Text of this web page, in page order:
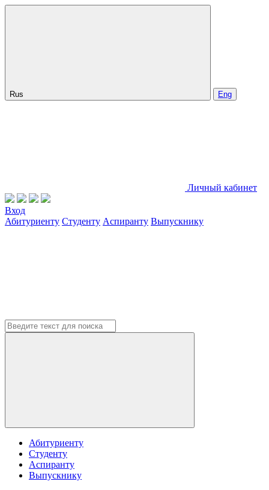
Rus Eng
Личный кабинет
Вход
Абитуриенту Студенту Аспиранту Выпускнику
Абитуриенту
Студенту
Аспиранту
Выпускнику